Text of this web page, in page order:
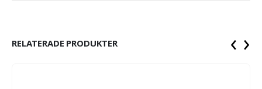
RELATERADE PRODUKTER ‹ ›